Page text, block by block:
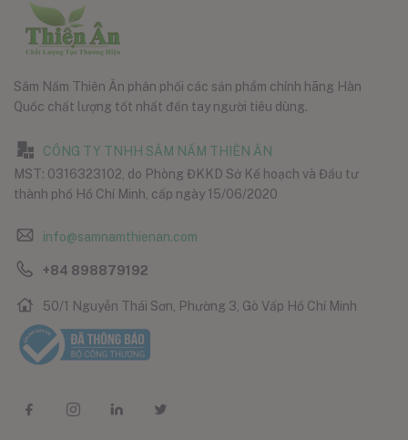
Sâm Nấm Thiên Ân phân phối các sản phẩm chính hãng Hàn
Quốc chất lượng tốt nhất đến tay người tiêu dùng.
CÔNG TY TNHH SÂM NẤM THIÊN ÂN
MST: 0316323102, do Phòng ĐKKD Sở Kế hoạch và Đầu tư
thành phố Hồ Chí Minh, cấp ngày 15/06/2020
info@samnamthienan.com
+84 898879192
50/1 Nguyễn Thái Sơn, Phường 3, Gò Vấp Hồ Chí Minh